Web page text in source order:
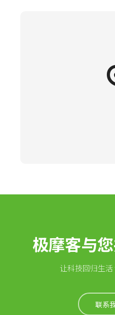
极摩客与您
让科技回归生
联系